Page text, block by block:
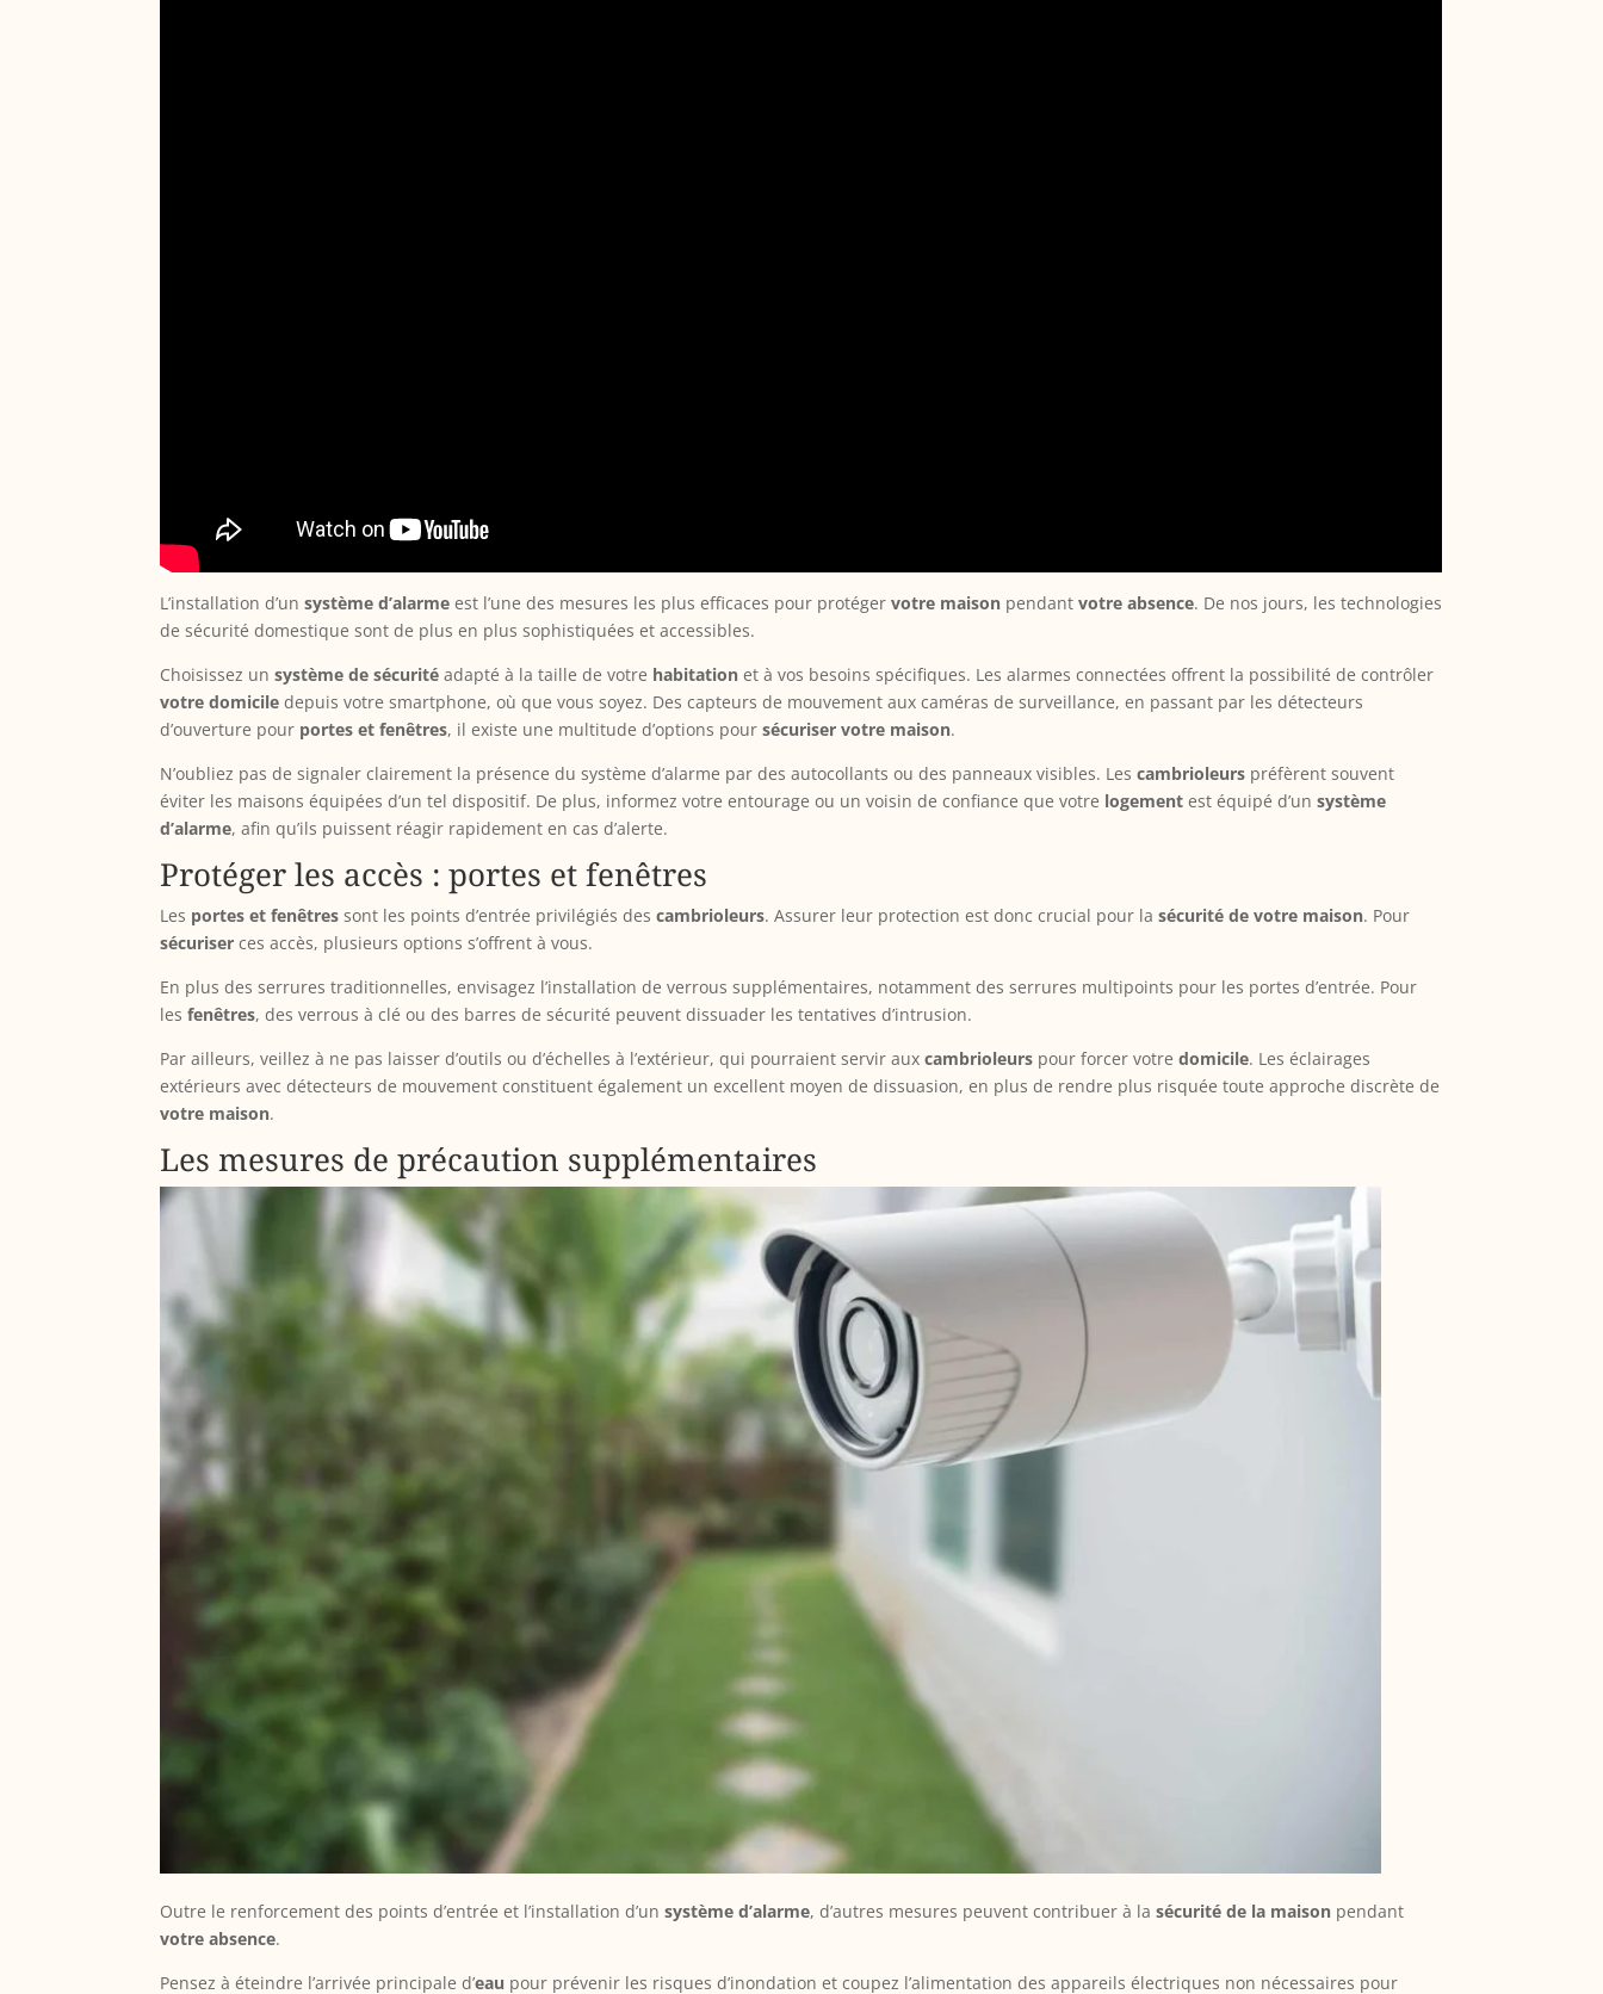
L’installation d’unsystème d’alarme est l’une des mesures les plus efficaces pour protégervotre maison pendantvotre absence. De nos jours, les technologies
de sécurité domestique sont de plus en plus sophistiquées et accessibles.
Choisissez unsystème de sécurité adapté à la taille de votre habitation et à vos besoins spécifiques. Les alarmes connectées offrent la possibilité de contrôler
votre domicile depuis votre smartphone, où que vous soyez. Des capteurs de mouvement aux caméras de surveillance, en passant par les détecteurs
d’ouverture pour portes et fenêtres, il existe une multitude d’options poursécuriser votre maison.
N’oubliez pas de signaler clairement la présence du système d’alarme par des autocollants ou des panneaux visibles. Lescambrioleurs préfèrent souvent
éviter les maisons équipées d’un tel dispositif. De plus, informez votre entourage ou un voisin de confiance que votre logement est équipé d’unsystème
d’alarme, afin qu’ils puissent réagir rapidement en cas d’alerte.
Protéger les accès : portes et fenêtres
Les portes et fenêtres sont les points d’entrée privilégiés descambrioleurs. Assurer leur protection est donc crucial pour lasécurité de votre maison. Pour
sécuriser ces accès, plusieurs options s’offrent à vous.
En plus des serrures traditionnelles, envisagez l’installation de verrous supplémentaires, notamment des serrures multipoints pour les portes d’entrée. Pour
lesfenêtres, des verrous à clé ou des barres de sécurité peuvent dissuader les tentatives d’intrusion.
Par ailleurs, veillez à ne pas laisser d’outils ou d’échelles à l’extérieur, qui pourraient servir auxcambrioleurs pour forcer votredomicile. Les éclairages
extérieurs avec détecteurs de mouvement constituent également un excellent moyen de dissuasion, en plus de rendre plus risquée toute approche discrète de
votre maison.
Les mesures de précaution supplémentaires
Outre le renforcement des points d’entrée et l’installation d’unsystème d’alarme, d’autres mesures peuvent contribuer à lasécurité de la maison pendant
votre absence.
Pensez à éteindre l’arrivée principale d’eau pour prévenir les risques d’inondation et coupez l’alimentation des appareils électriques non nécessaires pour